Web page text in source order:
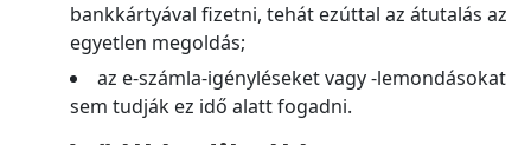
bankkártyával fizetni, tehát ezúttal az átutalás az
egyetlen megoldás;
az e-számla-igényléseket vagy -lemondásokat
sem tudják ez idő alatt fogadni.